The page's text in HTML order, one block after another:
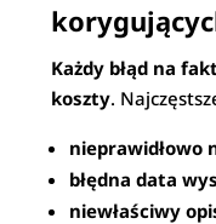
Każdy błąd na
koszty.
nieprawidłowo
błędna data
niewłaściwy